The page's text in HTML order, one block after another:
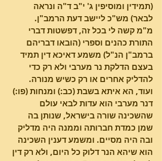
(תמידין ומוסיפין ג' י"ב ד"ה ונראה
לבאר) מש"כ ליישב דעת הרמב"ן.
מ"מ קשה לי בכל זה, דפשטות דברי
התורת כהנים וספרי (הובאו דבריהם
ברמב"ן הנ"ל) משמע דאיכא דין תמיד
בעצם הדלקת נר מערבי ולא רק כדי
להדליק אחרים או רק כשיש מנורה.
ועוד, הא איתא בשבת (כב:) ומנחות (פו:)
דנר מערבי הוא עדות לבאי עולם
שהשכינה שורה בישראל, שנותן בה
שמן כמדת חברותה וממנה היה מדליק
ובה היה מסיים. ומשמע דענין השכינה
הוא שיהא הנר דלוק כל היום, ולא רק דין